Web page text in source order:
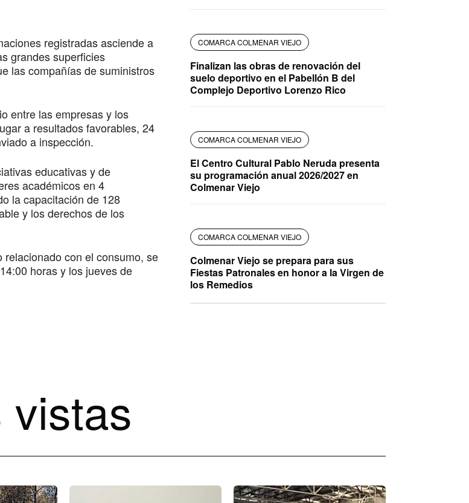
registradas asciende a
grandes superficies
las compañías de suministros
entre las empresas y los
a resultados favorables, 24
a inspección.
educativas y de
académicos en 4
la capacitación de 128
y los derechos de los
con el consumo, se
horas y los jueves de
COMARCA COLMENAR VIEJO
Finalizan las obras de renovación del
suelo deportivo en el Pabellón B del
Complejo Deportivo Lorenzo Rico
COMARCA COLMENAR VIEJO
El Centro Cultural Pablo Neruda presenta
su programación anual 2026/2027 en
Colmenar Viejo
COMARCA COLMENAR VIEJO
Colmenar Viejo se prepara para sus
Fiestas Patronales en honor a la Virgen de
los Remedios
vistas